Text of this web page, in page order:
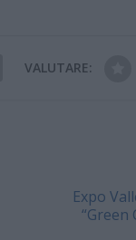
VALUTARE:
Expo